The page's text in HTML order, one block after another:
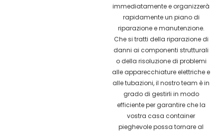
immediatamente e organizzerà
rapidamente un piano di
riparazione e manutenzione.
Che si tratti della riparazione di
danni ai componenti strutturali
o della risoluzione di problemi
alle apparecchiature elettriche e
alle tubazioni, il nostro team è in
grado di gestirli in modo
efficiente per garantire che la
vostra casa container
pieghevole possa tornare al